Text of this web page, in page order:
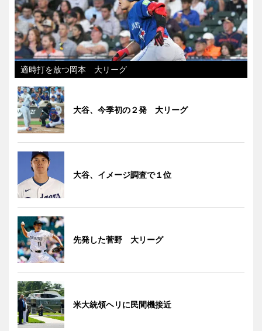
適時打を放つ岡本 大リーグ
大谷、今季初の２発 大リーグ
大谷、イメージ調査で１位
先発した菅野 大リーグ
米大統領ヘリに民間機接近